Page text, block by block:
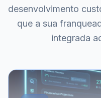
desenvolvimento
que a sua
integrada